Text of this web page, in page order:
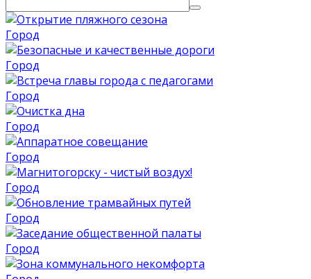
Город
Город
Город
Город
Город
Город
Город
Город